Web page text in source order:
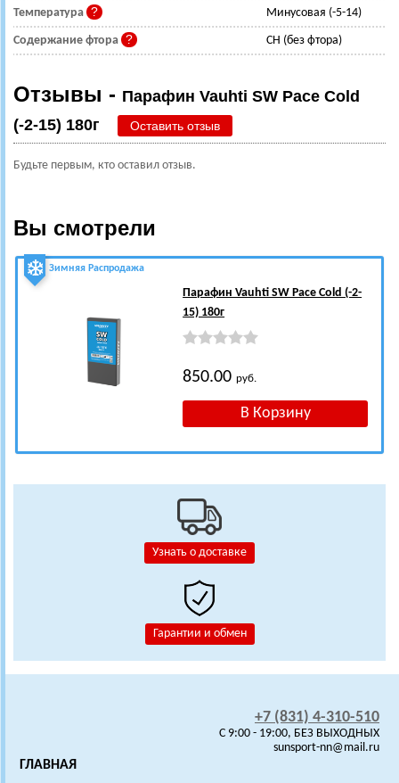
Узнать о доставке
Гарантии и обмен
Температура Минусовая (-5-14)
Содержание фтора CH (без фтора)
Отзывы - Парафин Vauhti SW Pace Cold
(-2-15) 180г
Оставить отзыв
Будьте первым, кто оставил отзыв.
Вы смотрели
Зимняя Распродажа
Парафин Vauhti SW Pace Cold (-2-
15) 180г
850.00руб.
+7 (831) 4-310-510
C 9:00 - 19:00, БЕЗ ВЫХОДНЫХ
sunsport-nn@mail.ru
ГЛАВНАЯ